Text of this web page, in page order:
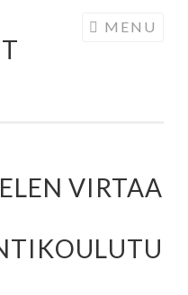
MENU
VIRTAA